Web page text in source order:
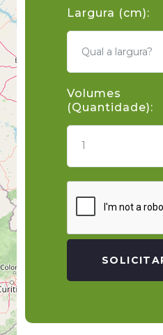
Largura (cm):
Volumes
(Quantidade):
1